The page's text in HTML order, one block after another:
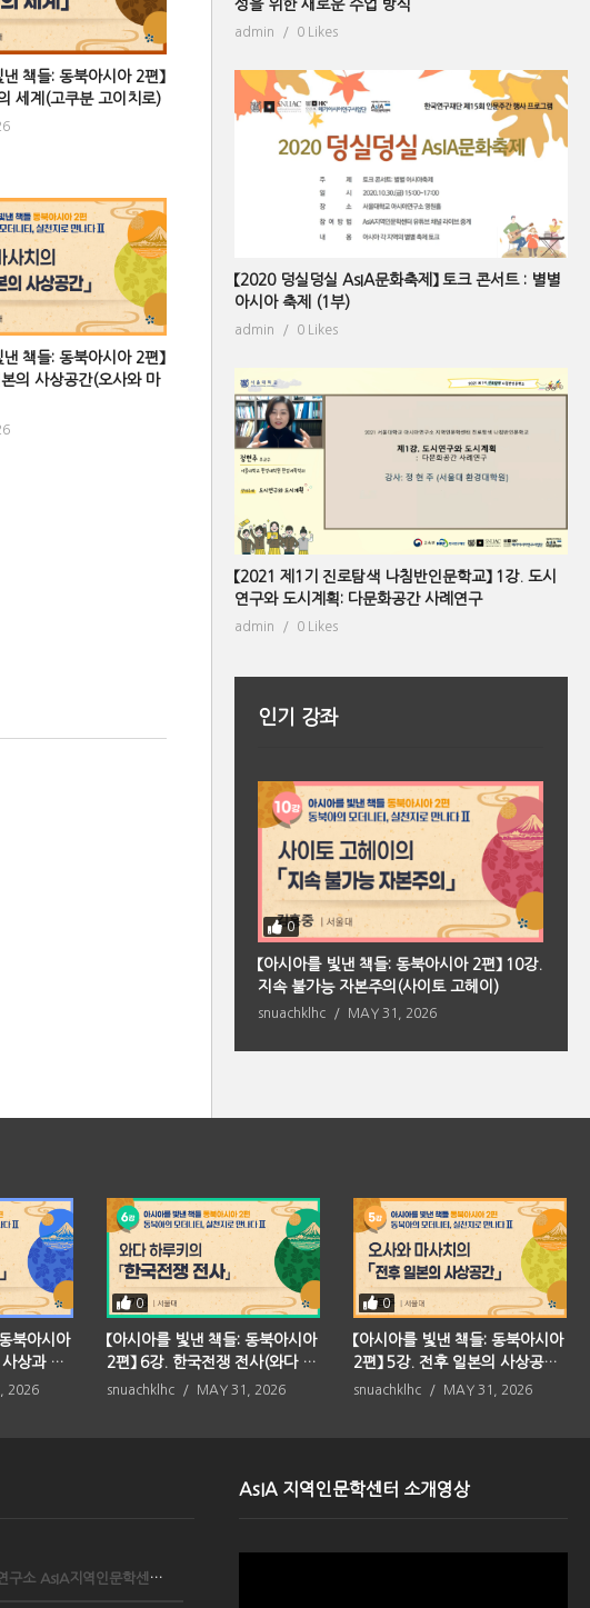
낸 책들: 동북아시아 2편】
세계(고쿠분 고이치로)
낸 책들: 동북아시아 2편】
의 사상공간(오사와 마
성을 위한 새로운 수업 방식
admin 0 Likes
【2020 덩실덩실 AsIA문화축제】 토크 콘서트 : 별별
아시아 축제 (1부)
admin 0 Likes
【2021 제1기 진로탐색 나침반인문학교】 1강. 도시
연구와 도시계획: 다문화공간 사례연구
admin 0 Likes
인기 강좌
0
【아시아를 빛낸 책들: 동북아시아 2편】 10강.
지속 불가능 자본주의(사이토 고헤이)
snuachklhc MAY 31, 2026
북아시아
사상과 행
2026
0
【아시아를 빛낸 책들: 동북아시아
2편】 6강. 한국전쟁 전사(와다 하
루키)
snuachklhc MAY 31, 2026
0
【아시아를 빛낸 책들: 동북아시아
2편】 5강. 전후 일본의 사상공간
(오사와 마사치)
snuachklhc MAY 31, 2026
서울대학교 아시아연구소 AsIA지역인문학센터, 국립중앙...
AsIA 지역인문학센터 소개영상